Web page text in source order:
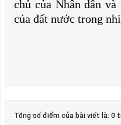
chủ của Nhân dân
của đất nước trong
Tổng số điểm của bài viết là: 0